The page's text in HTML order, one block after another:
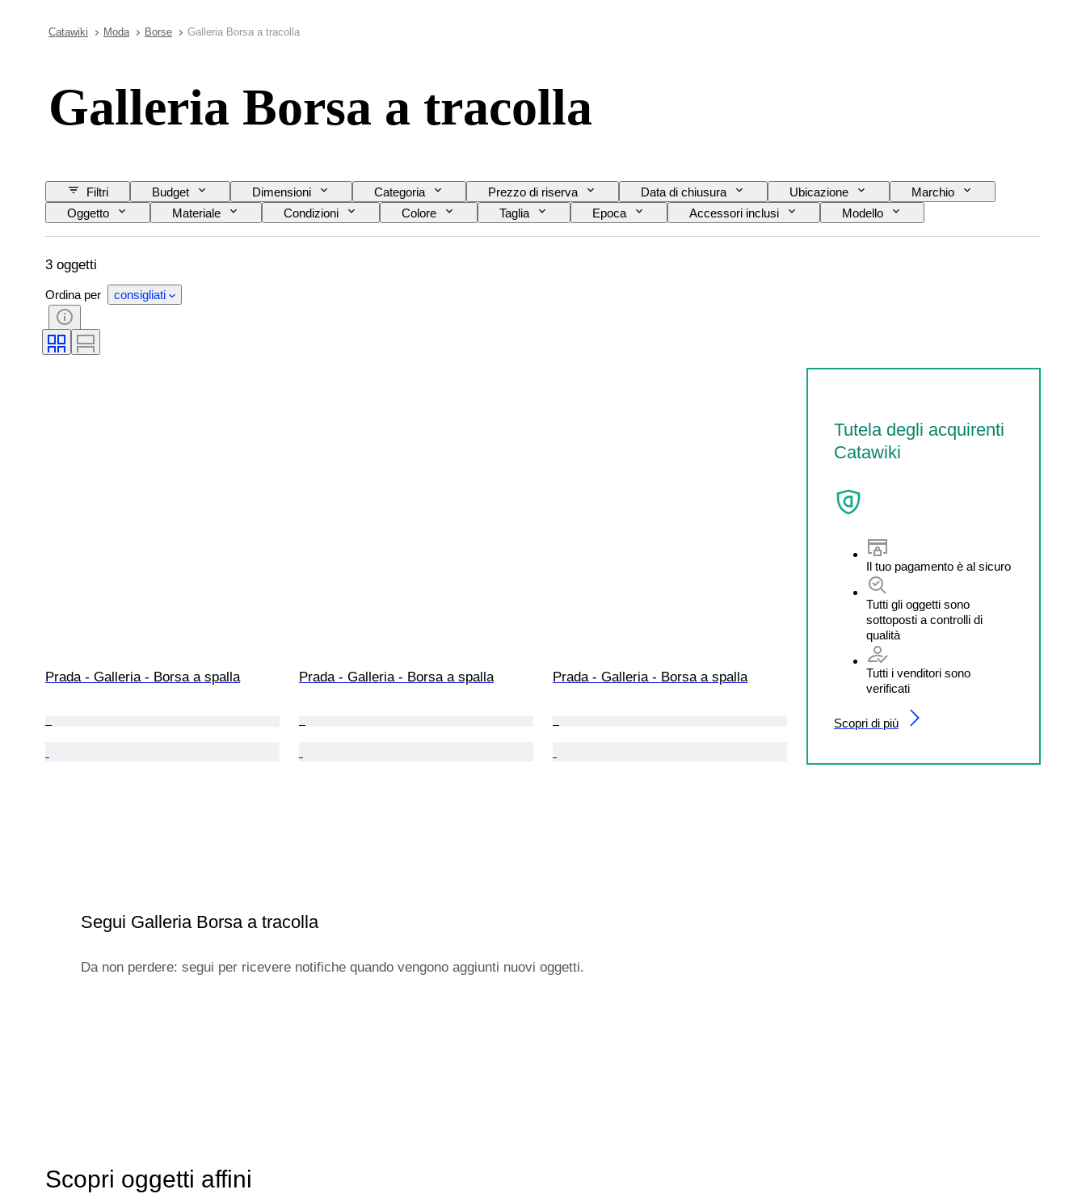
Catawiki Moda Borse Galleria Borsa a tracolla
Galleria Borsa a tracolla
Filtri Budget Dimensioni Categoria Prezzo di riserva Data di chiusura Ubicazione
Marchio
Oggetto
Materiale Condizioni Colore Taglia Epoca Accessori inclusi Modello
3 oggetti
Ordina per consigliati
Prada - Galleria - Borsa a spalla Prada - Galleria - Borsa a spalla Prada - Galleria - Borsa a spalla
Tutela degli acquirenti
Catawiki
Il tuo pagamento è al sicuro
Tutti gli oggetti sono
sottoposti a controlli di
qualità
Tutti i venditori sono
verificati
Scopri di più
Segui Galleria Borsa a tracolla
Da non perdere: segui per ricevere notifiche quando vengono aggiunti nuovi oggetti.
Scopri oggetti affini